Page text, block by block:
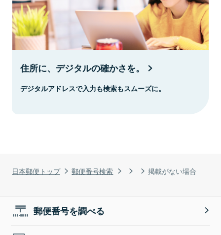
日本郵便トップ 郵便番号検索 掲載がない場合
住所に、デジタルの確かさを。
デジタルアドレスで入力も検索もスムーズに。
郵便番号を調べる